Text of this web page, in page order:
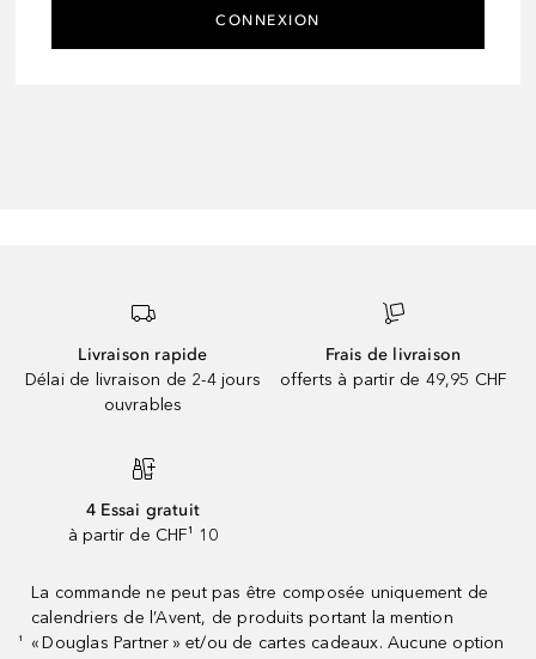
CONNEXION
Livraison rapide
Délai de livraison de 2-4 jours
ouvrables
Frais de livraison
offerts à partir de 49,95 CHF
4 Essai gratuit
à partir de CHF¹ 10
¹
La commande ne peut pas être composée uniquement de
calendriers de l’Avent, de produits portant la mention
« Douglas Partner » et/ou de cartes cadeaux. Aucune option